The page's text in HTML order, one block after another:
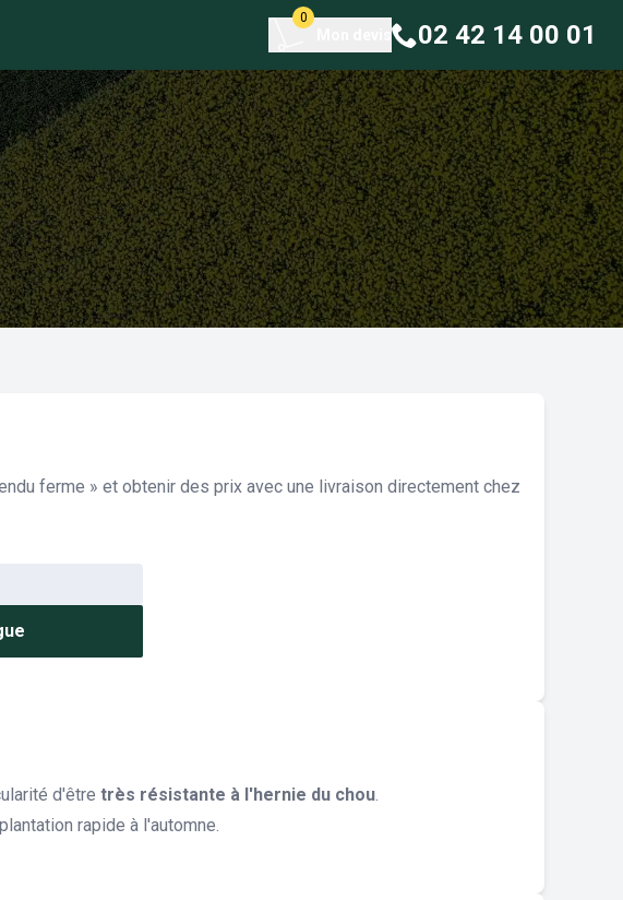
0
02 42 14 00 01
ferme » et obtenir des prix avec une livraison directement chez
d'être très résistante à l'hernie du chou.
rapide à l'automne.